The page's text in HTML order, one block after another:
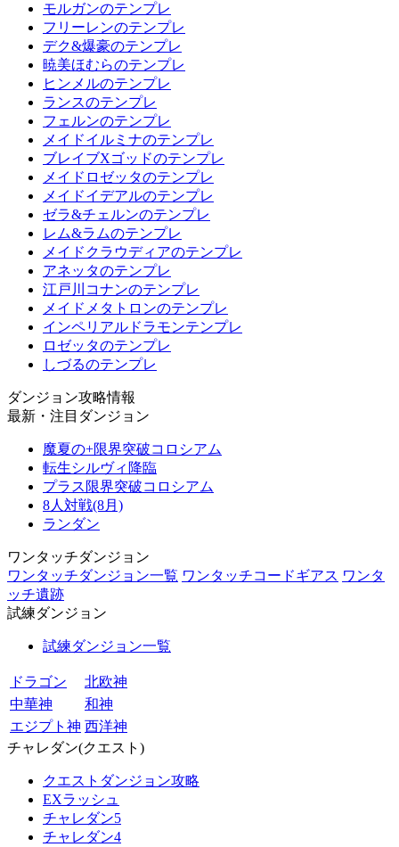
モルガンのテンプレ
フリーレンのテンプレ
デク&爆豪のテンプレ
暁美ほむらのテンプレ
ヒンメルのテンプレ
ランスのテンプレ
フェルンのテンプレ
メイドイルミナのテンプレ
ブレイブXゴッドのテンプレ
メイドロゼッタのテンプレ
メイドイデアルのテンプレ
ゼラ&チェルンのテンプレ
レム&ラムのテンプレ
メイドクラウディアのテンプレ
アネッタのテンプレ
江戸川コナンのテンプレ
メイドメタトロンのテンプレ
インペリアルドラモンテンプレ
ロゼッタのテンプレ
しづるのテンプレ
ダンジョン攻略情報
最新・注目ダンジョン
魔夏の+限界突破コロシアム
転生シルヴィ降臨
プラス限界突破コロシアム
8人対戦(8月)
ランダン
ワンタッチダンジョン
ワンタッチダンジョン一覧 ワンタッチコードギアス ワンタ
ッチ遺跡
試練ダンジョン
試練ダンジョン一覧
ドラゴン
北欧神
中華神
和神
エジプト神 西洋神
チャレダン(クエスト)
クエストダンジョン攻略
EXラッシュ
チャレダン5
チャレダン4